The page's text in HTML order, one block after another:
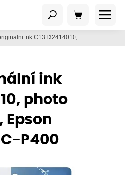
Epson originální ink C13T32414010, photo black, 14ml, Epson SureColor SC-P400
ink
photo
Epson
P400